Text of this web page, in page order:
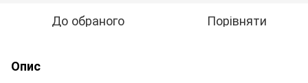
До обраного Порівняти
Опис